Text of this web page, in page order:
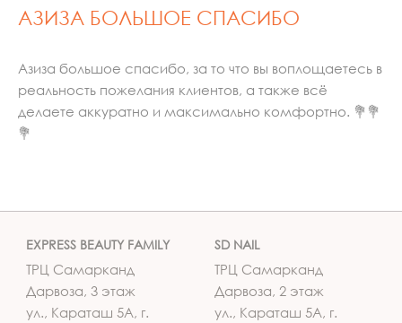
SKIP
TO
АЗИЗА БОЛЬШОЕ СПАСИБО
Азиза большое спасибо, за то что вы воплощаетесь в
реальность пожелания клиентов, а также всё
делаете аккуратно и максимально комфортно. 💐💐
💐
EXPRESS BEAUTY FAMILY
ТРЦ Самарканд
Дарвоза, 3 этаж
ул., Караташ 5А, г.
SD NAIL
ТРЦ Самарканд
Дарвоза, 2 этаж
ул., Караташ 5А, г.